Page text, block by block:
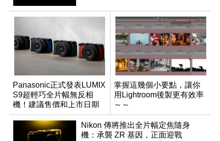
Panasonic正式發表LUMIX
S9超輕巧全片幅無反相
機！建議售價和上市日期
出爐
掌握這幾個小要點，讓你
用Lightroom後製更有效率
～～
Nikon 傳將推出全片幅定焦隨身
機：承襲 ZR 基因，正面迎戰